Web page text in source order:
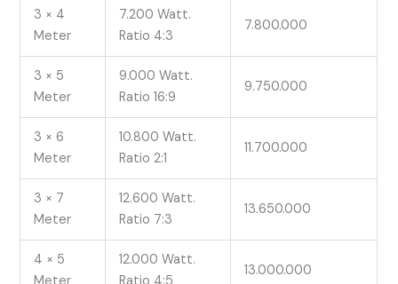
3 × 4
Meter
7.200 Watt.
Ratio 4:3
7.800.000
3 × 5
Meter
9.000 Watt.
Ratio 16:9
9.750.000
3 × 6
Meter
10.800 Watt.
Ratio 2:1
11.700.000
3 × 7
Meter
12.600 Watt.
Ratio 7:3
13.650.000
4 × 5
12.000 Watt.
13.000.000